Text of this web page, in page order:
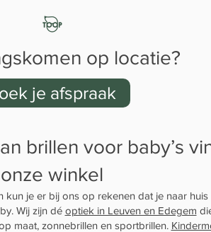
op locatie?
je afspraak
brillen voor baby’s
onze winkel
kun je er bij ons op rekenen dat je naar
Wij zijn dé optiek in Leuven en Edegem
maat, zonnebrillen en sportbrillen.